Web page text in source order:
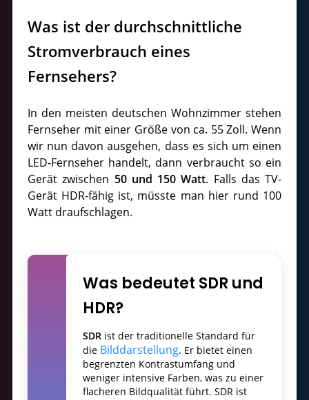
Was ist der durchschnittliche
Stromverbrauch eines
Fernsehers?
In den meisten deutschen Wohnzimmer stehen
Fernseher mit einer Größe von ca. 55 Zoll. Wenn
wir nun davon ausgehen, dass es sich um einen
LED-Fernseher handelt, dann verbraucht so ein
Gerät zwischen 50 und 150 Watt. Falls das TV-
Gerät HDR-fähig ist, müsste man hier rund 100
Watt draufschlagen.
Was bedeutet SDR und
HDR?
SDR ist der traditionelle Standard für
die Bilddarstellung. Er bietet einen
begrenzten Kontrastumfang und
weniger intensive Farben, was zu einer
flacheren Bildqualität führt. SDR ist